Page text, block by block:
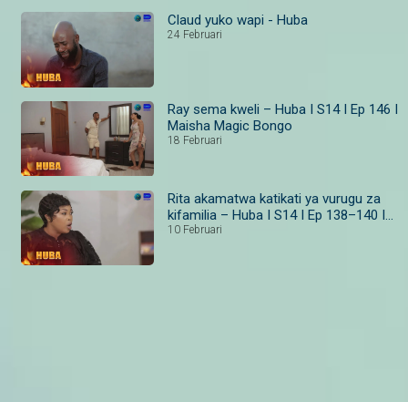
Claud yuko wapi - Huba
24 Februari
Ray sema kweli – Huba I S14 I Ep 146 I
Maisha Magic Bongo
18 Februari
Rita akamatwa katikati ya vurugu za
kifamilia – Huba I S14 I Ep 138–140 I
Maisha Magic
10 Februari